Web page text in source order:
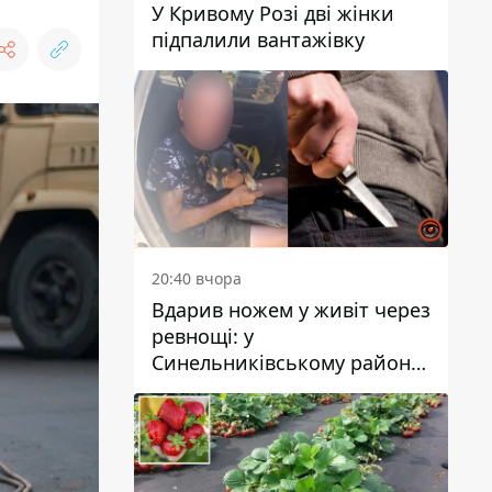
У Кривому Розі дві жінки
підпалили вантажівку
20:40 вчора
Вдарив ножем у живіт через
ревнощі: у
Синельниківському районі
затримали 49-річного
чоловіка за вбивство